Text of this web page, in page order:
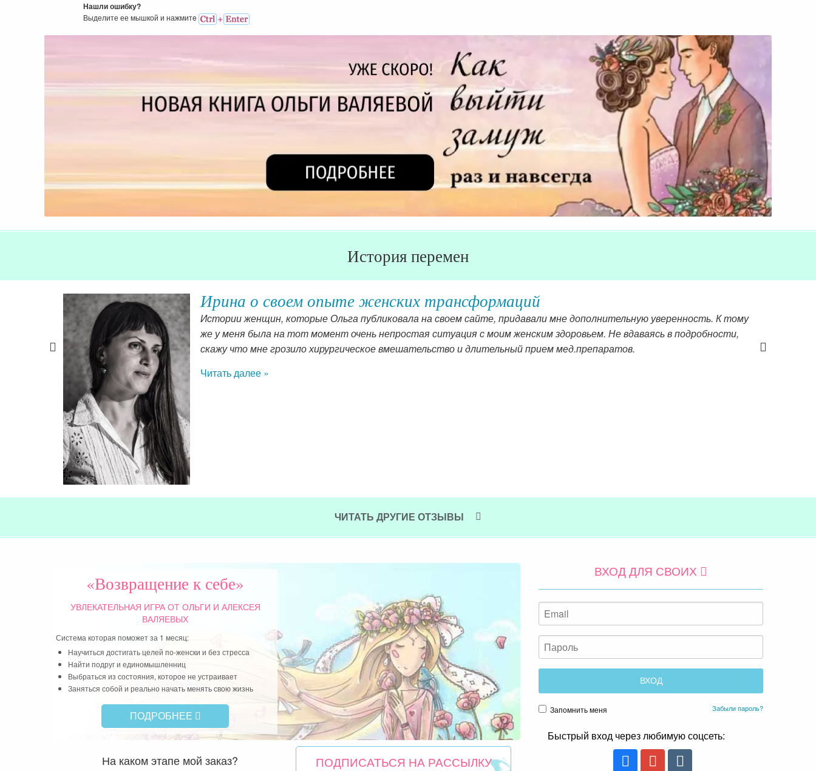
Нашли ошибку?
Выделите ее мышкой и нажмитe
История перемен
Ирина о своем опыте женских трансформаций
Истории женщин, которые Ольга публиковала на своем сайте, придавали мне дополнительную уверенность. К тому
же у меня была на тот момент очень непростая ситуация с моим женским здоровьем. Не вдаваясь в подробности,
скажу что мне грозило хирургическое вмешательство и длительный прием мед.препаратов.
Читать далее »
ЧИТАТЬ ДРУГИЕ ОТЗЫВЫ
«Возвращение к себе»
УВЛЕКАТЕЛЬНАЯ ИГРАОТ ОЛЬГИ И АЛЕКСЕЯ
ВАЛЯЕВЫХ
Система которая поможет за 1 месяц:
Научиться достигать целей по-женски и без стресса
Найти подруг и единомышленниц
Выбраться из состояния, которое не устраивает
Заняться собой и реально начать менять свою жизнь
ПОДРОБНЕЕ
На каком этапе мой заказ? ПОДПИСАТЬСЯ НА РАССЫЛКУ
ВХОД ДЛЯ СВОИХ
Запомнить меня Забыли пароль?
Быстрый вход через любимую соцсеть: